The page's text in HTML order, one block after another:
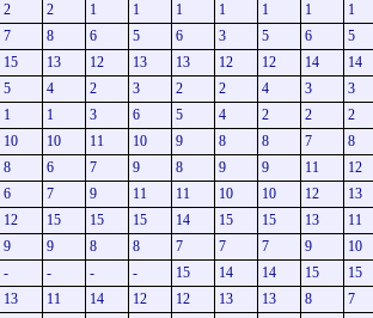
2 2 1 1 1 1 1 1 1
7 8 6 5 6 3 5 6 5
15 13 12 13 13 12 12 14 14
5 4 2 3 2 2 4 3 3
1 1 3 6 5 4 2 2 2
10 10 11 10 9 8 8 7 8
8 6 7 9 8 9 9 11 12
6 7 9 11 11 10 10 12 13
12 15 15 15 14 15 15 13 11
9 9 8 8 7 7 7 9 10
- - - - 15 14 14 15 15
13 11 14 12 12 13 13 8 7